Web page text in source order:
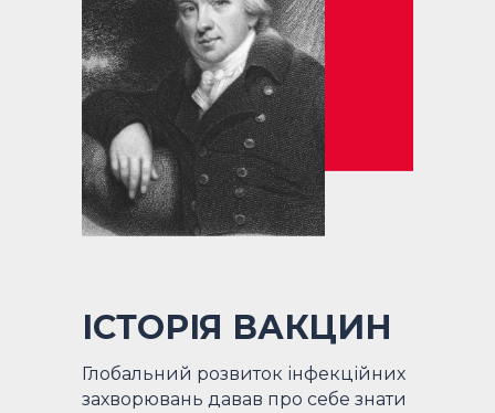
Глобальний розвиток інфекційних
захворювань давав про себе знати
ІСТОРІЯ ВАКЦИН